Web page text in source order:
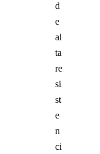
d
e
al
ta
re
si
st
e
n
ci